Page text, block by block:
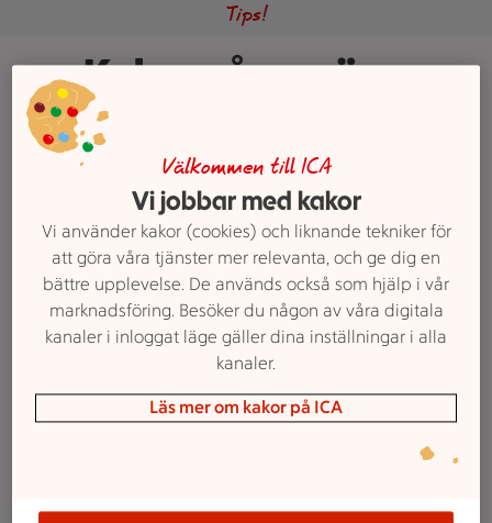
Koka många ägg
Tips!
många goda ägghalvor. Här är
våra bästa tips för att koka många
ägg på en och samma gång − och
få ett gott resultat.
Tips: alla recept medkokt ägg.
Text: Felicia Säwström
Välkommen till ICA
Vi jobbar med kakor
Vi använder kakor (cookies) och liknande tekniker för
att göra våra tjänster mer relevanta, och ge dig en
bättre upplevelse. De används också som hjälp i vår
marknadsföring. Besöker du någon av våra digitala
kanaler i inloggat läge gäller dina inställningar i alla
kanaler.
Läs mer om kakor på ICA